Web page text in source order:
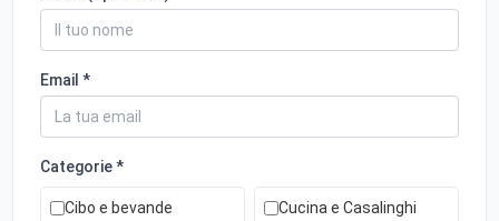
Email *
Categorie *
Cibo e bevande Cucina e Casalinghi